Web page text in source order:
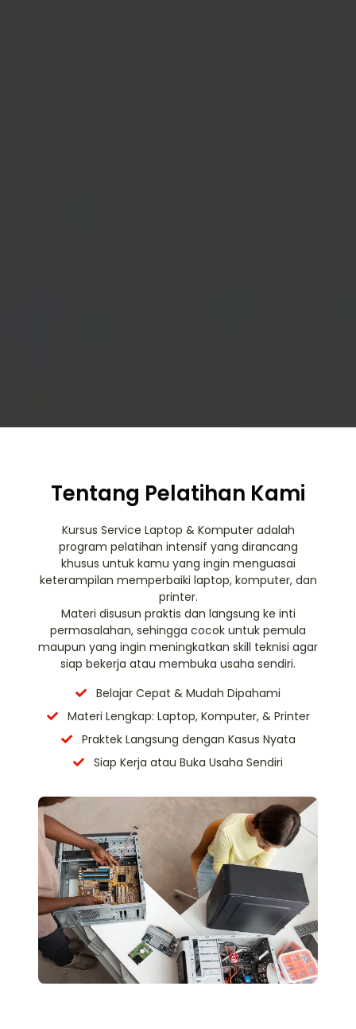
Tentang Pelatihan Kami
Kursus Service Laptop & Komputer adalah
program pelatihan intensif yang dirancang
khusus untuk kamu yang ingin menguasai
keterampilan memperbaiki laptop, komputer, dan
printer.
Materi disusun praktis dan langsung ke inti
permasalahan, sehingga cocok untuk pemula
maupun yang ingin meningkatkan skill teknisi agar
siap bekerja atau membuka usaha sendiri.
Belajar Cepat & Mudah Dipahami
Materi Lengkap: Laptop, Komputer, & Printer
Praktek Langsung dengan Kasus Nyata
Siap Kerja atau Buka Usaha Sendiri